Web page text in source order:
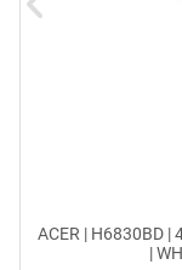
ACER | H6830BD |
|